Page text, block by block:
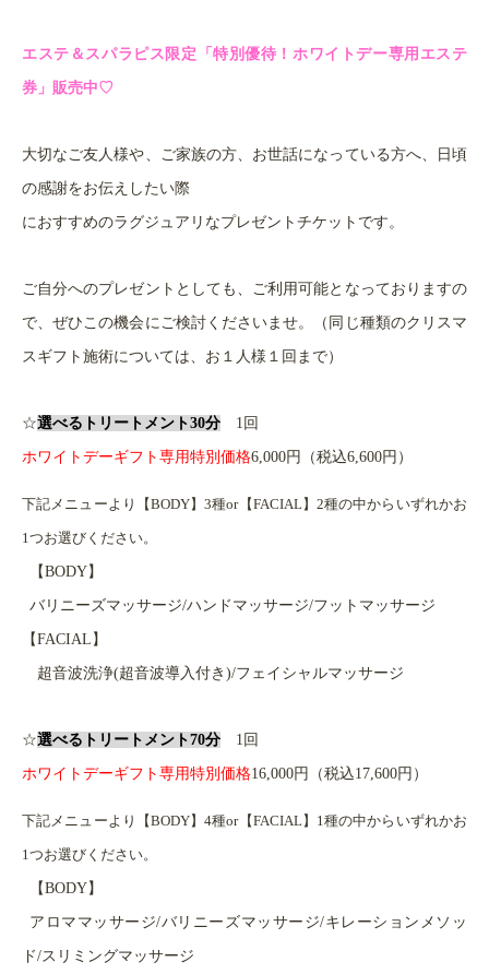
エステ＆スパラピス限定「特別優待！ホワイトデー専用エステ
券」販売中♡
大切なご友人様や、ご家族の方、お世話になっている方へ、日頃
の感謝をお伝えしたい際
におすすめのラグジュアリなプレゼントチケットです。
ご自分へのプレゼントとしても、ご利用可能となっておりますの
で、ぜひこの機会にご検討くださいませ。（同じ種類のクリスマ
スギフト施術については、お１人様１回まで）
☆選べるトリートメント30分 1回
ホワイトデーギフト専用特別価格6,000円（税込6,600円）
下記メニューより【BODY】3種or【FACIAL】2種の中からいずれかお
1つお選びください。
【BODY】
バリニーズマッサージ/ハンドマッサージ/フットマッサージ
【FACIAL】
超音波洗浄(超音波導入付き)/フェイシャルマッサージ
☆選べるトリートメント70分 1回
ホワイトデーギフト専用特別価格16,000円（税込17,600円）
下記メニューより【BODY】4種or【FACIAL】1種の中からいずれかお
1つお選びください。
【BODY】
アロママッサージ/バリニーズマッサージ/キレーションメソッ
ド/スリミングマッサージ